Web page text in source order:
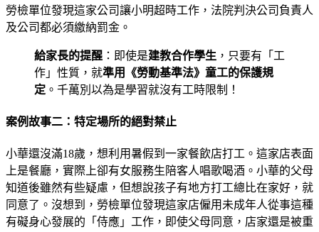
勞檢單位發現這家公司讓小明超時工作，法院判決公司負責人
及公司都必須繳納罰金。
給家長的提醒 ：即使是建教合作學生 ，只要有「工
作」性質，就準用《勞動基準法》童工的保護規
定 。千萬別以為是學習就沒有工時限制！
案例故事二：特定場所的絕對禁止
小華還沒滿18歲，想利用暑假到一家餐飲店打工。這家店表面
上是餐廳，實際上卻有女服務生陪客人唱歌喝酒。小華的父母
知道後雖然有些疑慮，但想說孩子有地方打工總比在家好，就
同意了。沒想到，勞檢單位發現這家店僱用未成年人從事這種
有礙身心發展的「侍應」工作，即使父母同意，店家還是被重